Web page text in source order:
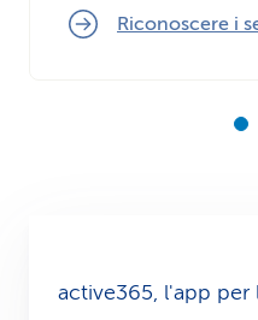
Riconoscere i
active365, l'app per